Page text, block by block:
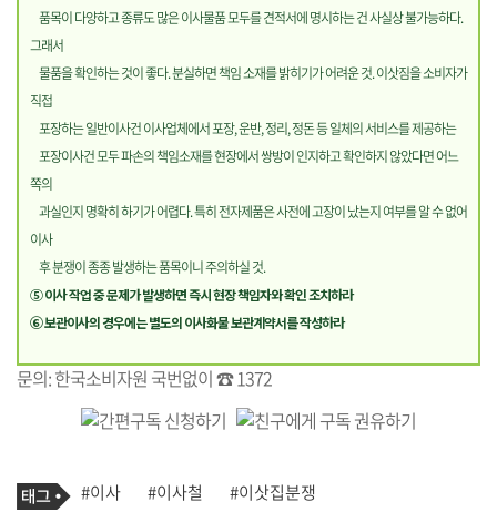
품목이 다양하고 종류도 많은 이사물품 모두를 견적서에 명시하는 건 사실상 불가능하다.
그래서
물품을 확인하는 것이 좋다. 분실하면 책임 소재를 밝히기가 어려운 것. 이삿짐을 소비자가
직접
포장하는 일반이사건 이사업체에서 포장, 운반, 정리, 정돈 등 일체의 서비스를 제공하는
포장이사건 모두 파손의 책임소재를 현장에서 쌍방이 인지하고 확인하지 않았다면 어느
쪽의
과실인지 명확히 하기가 어렵다. 특히 전자제품은 사전에 고장이 났는지 여부를 알 수 없어
이사
후 분쟁이 종종 발생하는 품목이니 주의하실 것.
⑤ 이사 작업 중 문제가 발생하면 즉시 현장 책임자와 확인 조치하라
⑥ 보관이사의 경우에는 별도의 이사화물 보관계약서를 작성하라
문의: 한국소비자원 국번없이 ☎ 1372
기
사
태 #이사 #이사철
#이삿집분쟁